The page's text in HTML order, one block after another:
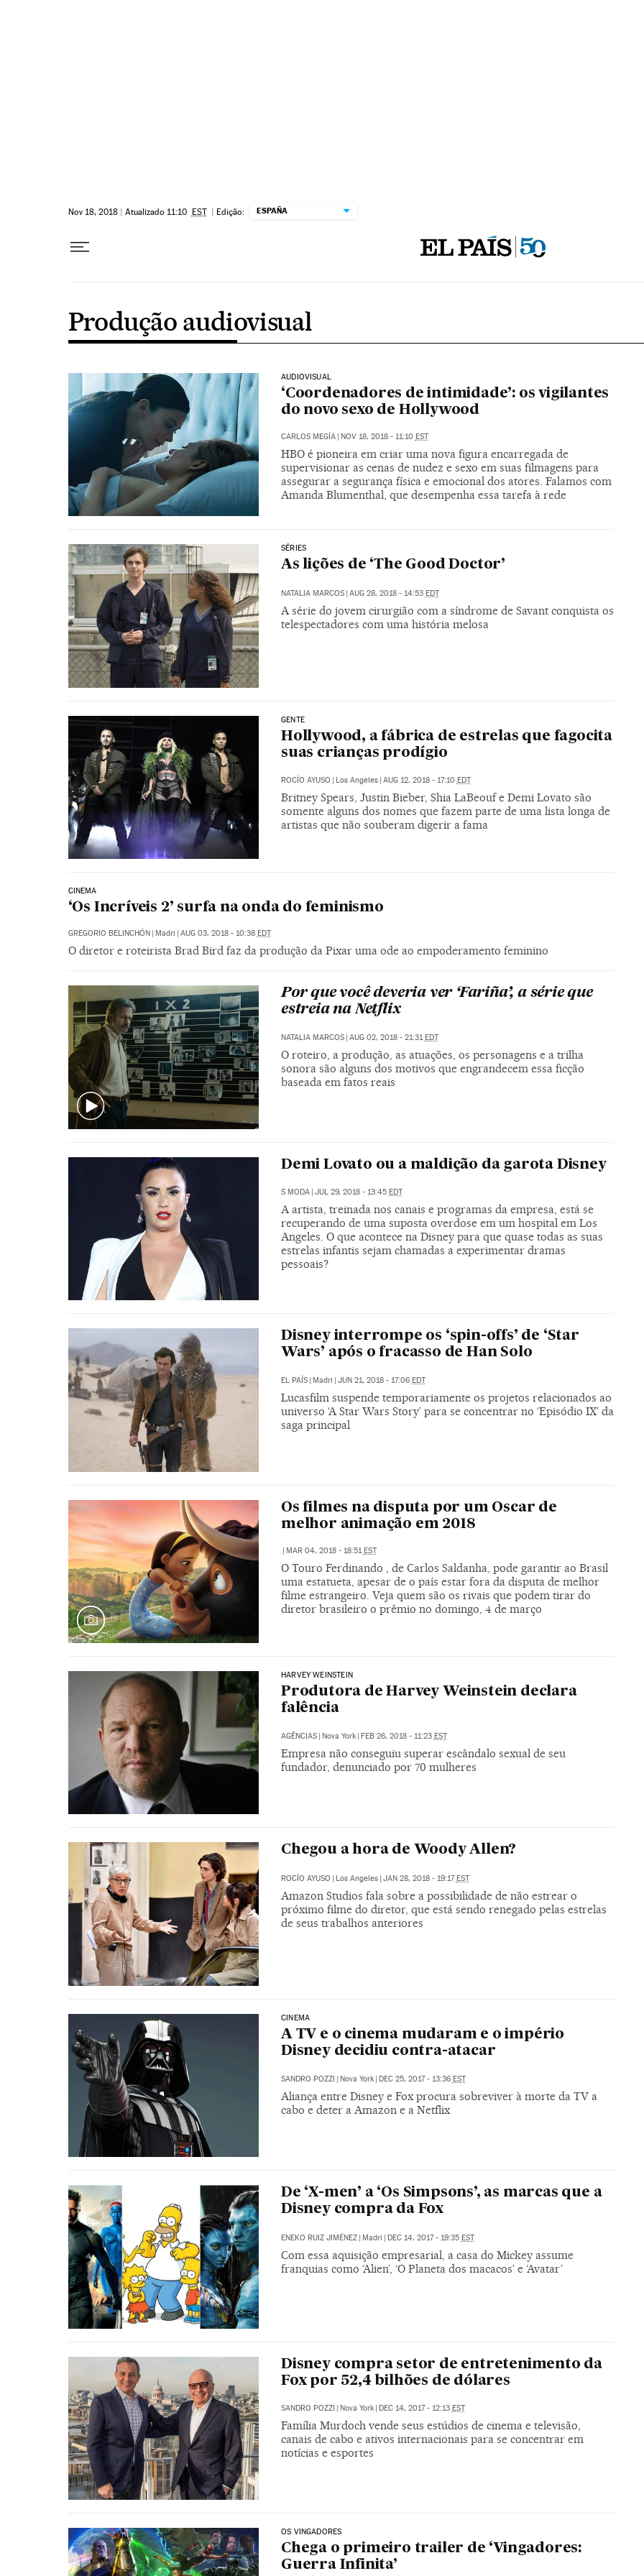
Nov 18, 2018 | Atualizado 11:10 EST | Edição: ESPAÑA
Produção audiovisual
AUDIOVISUAL
‘Coordenadores de intimidade’: os vigilantes
do novo sexo de Hollywood
CARLOS MEGÍA | NOV 18, 2018 - 11:10 EST
HBO é pioneira em criar uma nova figura encarregada de
supervisionar as cenas de nudez e sexo em suas filmagens para
assegurar a segurança física e emocional dos atores. Falamos com
Amanda Blumenthal, que desempenha essa tarefa à rede
SÉRIES
As lições de ‘The Good Doctor’
NATALIA MARCOS AUG 28, 2018 - 14:53 EDT
A série do jovem cirurgião com a síndrome de Savant conquista os
telespectadores com uma história melosa
GENTE
Hollywood, a fábrica de estrelas que fagocita
suas crianças prodígio
ROCÍO AYUSO | Los Angeles | AUG 12, 2018 - 17:10 EDT
Britney Spears, Justin Bieber, Shia LaBeouf e Demi Lovato são
somente alguns dos nomes que fazem parte de uma lista longa de
artistas que não souberam digerir a fama
CINEMA
‘Os Incríveis 2’ surfa na onda do feminismo
GREGORIO BELINCHÓN Madri AUG 03, 2018 - 10:38 EDT
O diretor e roteirista Brad Bird faz da produção da Pixar uma ode ao empoderamento feminino
Por que você deveria ver ‘Fariña’, a série que
estreia na Netflix
NATALIA MARCOS | AUG 02, 2018 - 21:31EDT
O roteiro, a produção, as atuações, os personagens e a trilha
sonora são alguns dos motivos que engrandecem essa ficção
baseada em fatos reais
Demi Lovato ou a maldição da garota Disney
S MODA | JUL 29, 2018 - 13:45 EDT
A artista, treinada nos canais e programas da empresa, está se
recuperando de uma suposta overdose em um hospital em Los
Angeles. O que acontece na Disney para que quase todas as suas
estrelas infantis sejam chamadas a experimentar dramas
pessoais?
Disney interrompe os ‘spin-offs’ de ‘Star
Wars’ após o fracasso de Han Solo
EL PAÍS | Madri | JUN 21, 2018 - 17:06 EDT
Lucasfilm suspende temporariamente os projetos relacionados ao
universo ‘A Star Wars Story’ para se concentrar no ‘Episódio IX’ da
saga principal
Os filmes na disputa por um Oscar de
melhor animação em 2018
MAR 04, 2018 - 18:51 EST
O Touro Ferdinando , de Carlos Saldanha, pode garantir ao Brasil
uma estatueta, apesar de o país estar fora da disputa de melhor
filme estrangeiro. Veja quem são os rivais que podem tirar do
diretor brasileiro o prêmio no domingo, 4 de março
HARVEY WEINSTEIN
Produtora de Harvey Weinstein declara
falência
AGÊNCIAS | Nova York | FEB 26, 2018 - 11:23 EST
Empresa não conseguiu superar escândalo sexual de seu
fundador, denunciado por 70 mulheres
Chegou a hora de Woody Allen?
ROCÍO AYUSO Los Angeles JAN 28, 2018 - 19:17 EST
Amazon Studios fala sobre a possibilidade de não estrear o
próximo filme do diretor, que está sendo renegado pelas estrelas
de seus trabalhos anteriores
CINEMA
A TV e o cinema mudaram e o império
Disney decidiu contra-atacar
SANDRO POZZI | Nova York | DEC 25, 2017 - 13:36 EST
Aliança entre Disney e Fox procura sobreviver à morte da TV a
cabo e deter a Amazon e a Netflix
De ‘X-men’ a ‘Os Simpsons’, as marcas que a
Disney compra da Fox
ENEKO RUIZ JIMÉNEZ | Madri | DEC 14, 2017 - 19:35 EST
Com essa aquisição empresarial, a casa do Mickey assume
franquias como ‘Alien’, ‘O Planeta dos macacos’ e ‘Avatar’
Disney compra setor de entretenimento da
Fox por 52,4 bilhões de dólares
SANDRO POZZI Nova York DEC 14, 2017 - 12:13 EST
Família Murdoch vende seus estúdios de cinema e televisão,
canais de cabo e ativos internacionais para se concentrar em
notícias e esportes
OS VINGADORES
Chega o primeiro trailer de ‘Vingadores:
Guerra Infinita’